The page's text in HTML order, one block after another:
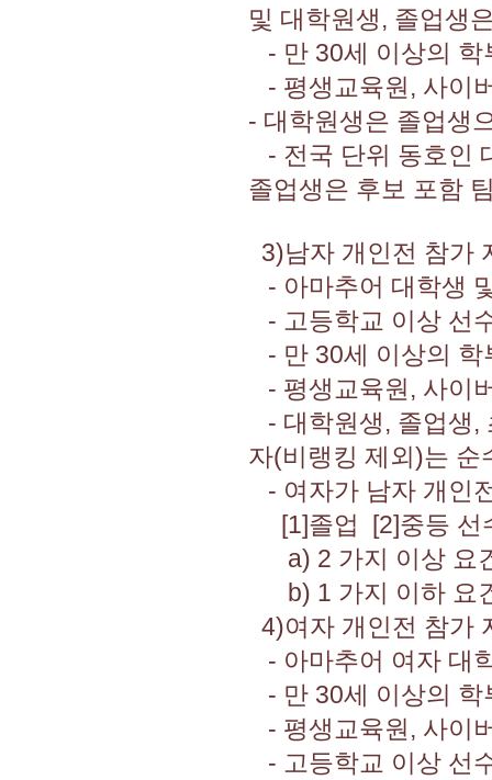
및 대학원생, 졸업생
- 만 30세 이상의 학
- 평생교육원, 사이
- 대학원생은 졸업생
- 전국 단위 동호인
졸업생은 후보 포함
3)남자 개인전 참가
- 아마추어 대학생
- 고등학교 이상 선
- 만 30세 이상의 학
- 평생교육원, 사이
- 대학원생, 졸업생,
자(비랭킹 제외)는 순
- 여자가 남자 개인
[1]졸업 [2]중등 선
a) 2 가지 이상 요
b) 1 가지 이하 요
4)여자 개인전 참가
- 아마추어 여자 대
- 만 30세 이상의 학
- 평생교육원, 사이
- 고등학교 이상 선